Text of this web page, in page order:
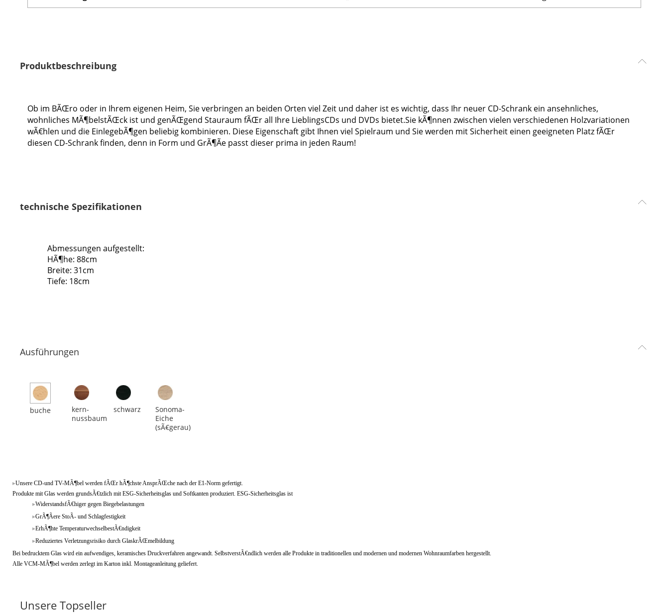
Produktbeschreibung
Ob im BÃŒro oder in Ihrem eigenen Heim, Sie verbringen an beiden Orten viel Zeit und daher ist es wichtig, dass Ihr neuer CD-Schrank ein ansehnliches,
wohnliches MÃ¶belstÃŒck ist und genÃŒgend Stauraum fÃŒr all Ihre LieblingsCDs und DVDs bietet.Sie kÃ¶nnen zwischen vielen verschiedenen Holzvariationen
wÃ€hlen und die EinlegebÃ¶gen beliebig kombinieren. Diese Eigenschaft gibt Ihnen viel Spielraum und Sie werden mit Sicherheit einen geeigneten Platz fÃŒr
diesen CD-Schrank finden, denn in Form und GrÃ¶Ãe passt dieser prima in jeden Raum!
technische Spezifikationen
Abmessungen aufgestellt:
HÃ¶he: 88cm
Breite: 31cm
Tiefe: 18cm
Ausführungen
buche
kern-
nussbaum
schwarz
Sonoma-
Eiche
(sÃ€gerau)
Unsere CD-und TV-MÃ¶bel werden fÃŒr hÃ¶chste AnsprÃŒche nach der E1-Norm gefertigt.
Produkte mit Glas werden grundsÃ€tzlich mit ESG-Sicherheitsglas und Softkanten produziert. ESG-Sicherheitsglas ist
WiderstandsfÃ€higer gegen Biegebelastungen
GrÃ¶Ãere StoÃ- und Schlagfestigkeit
ErhÃ¶hte TemperaturwechselbestÃ€ndigkeit
Reduziertes Verletzungsrisiko durch GlaskrÃŒmelbildung
Bei bedrucktem Glas wird ein aufwendiges, keramisches Druckverfahren angewandt. SelbstverstÃ€ndlich werden alle Produkte in traditionellen und modernen und modernen Wohnraumfarben hergestellt.
Alle VCM-MÃ¶bel werden zerlegt im Karton inkl. Montageanleitung geliefert.
Unsere Topseller